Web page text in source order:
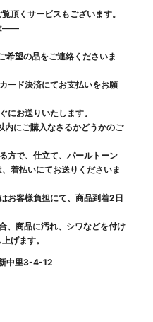
頂くサービスもございます。
――
希望の品をご連絡くださいま
ード決済にてお支払いをお願
お送りいたします。
にご購入なさるかどうかのご
方で、仕立て、パールトーン
着払いにてお送りくださいま
お客様負担にて、商品到着2日
、商品に汚れ、シワなどを付け
げます。
中里3-4-12